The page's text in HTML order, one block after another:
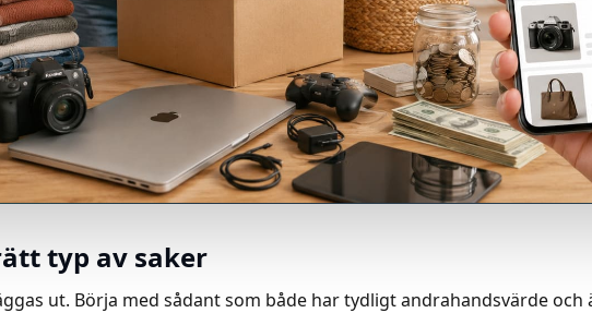
typ av saker
ut. Börja med sådant som både har tydligt andrahandsvärde